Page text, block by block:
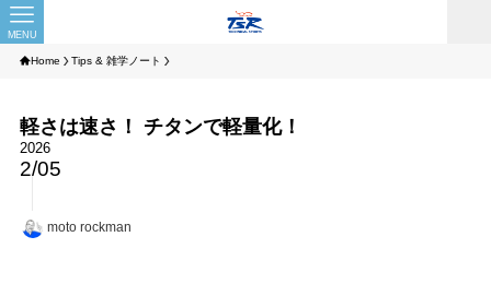
MENU
Home Tips & 雑学ノート
軽さは速さ！ チタンで軽量化！
2026
2/05
moto rockman